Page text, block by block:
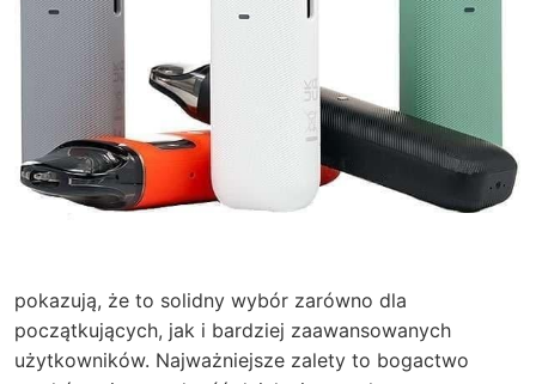
pokazują, że to solidny wybór zarówno dla
początkujących, jak i bardziej zaawansowanych
użytkowników. Najważniejsze zalety to bogactwo